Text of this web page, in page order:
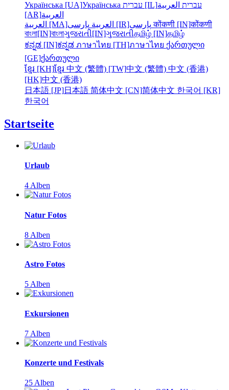
Українська [UA]Українська עברית [IL] עברית العربية
[AR]العربية
العربية [MA]
العربية پارسی [IR] پارسیकोंकणी [IN]कोंकणी
বাংলা[IN]বাংলাગુજરાતી[IN]ગુજરાતીதமிழ் [IN]தமிழ்
ಕನ್ನಡ [IN]ಕನ್ನಡ ภาษาไทย [TH]ภาษาไทย ქართული
[GE]ქართული
ខ្មែរ [KH]ខ្មែរ 中文 (繁體) [TW]中文 (繁體) 中文 (香港)
[HK]中文 (香港)
日本語 [JP]日本語 简体中文 [CN]简体中文 한국어 [KR]
한국어
Startseite
Urlaub
4 Alben
Natur Fotos
8 Alben
Astro Fotos
5 Alben
Exkursionen
7 Alben
Konzerte und Festivals
25 Alben